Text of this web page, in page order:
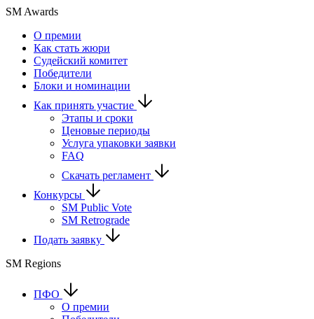
SM Awards
О премии
Как стать жюри
Судейский комитет
Победители
Блоки и номинации
Как принять участие
Этапы и сроки
Ценовые периоды
Услуга упаковки заявки
FAQ
Скачать регламент
Конкурсы
SM Public Vote
SM Retrograde
Подать заявку
SM Regions
ПФО
О премии